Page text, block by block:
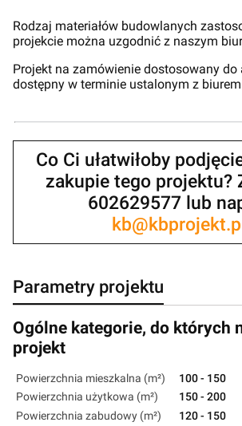
Rodzaj materiałów budowlanych
projekcie można uzgodnić z naszym
Projekt na zamówienie dostosowany
dostępny w terminie ustalonym z
Co Ci ułatwiłoby
zakupie tego projektu?
602629577 lub
Parametry projektu
Ogólne kategorie, do których
projekt
Powierzchnia mieszkalna (m²)
100 - 150
Powierzchnia użytkowa (m²)
150 - 200
Powierzchnia zabudowy (m²)
120 - 150